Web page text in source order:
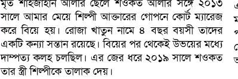
মৃত শাহজাহান আলীর ছেলে শওকত আলীর সঙ্গে ২০১৩
সালে আমার মেয়ে শিল্পী আক্তারের গোপনে কোর্ট ম্যারেজ
করে বিয়ে হয়। রোজা খাতুন নামে ৪ বছর বয়সী তাদের
একটি কন্যা সন্তান রয়েছে। বিয়ের পর থেকেই উভয়ের মধ্যে
দাম্পত্য কলহ চলছিল। এর জের ধরে ২০১৯ সালে শওকত
তার স্ত্রী শিল্পীকে তালাক দেয়।